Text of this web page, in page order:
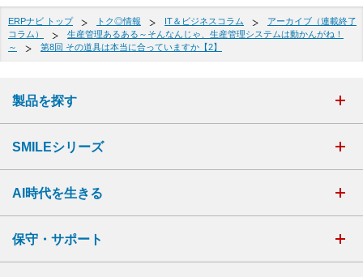
ERPナビ トップ トク◎情報 IT＆ビジネスコラム
アーカイブ（連載終了
コラム）
生産管理あるある～そんなんじゃ、生産管理システムは動かんがね！
～
第8回 その道具は本当に合っていますか【2】
製品を探す
SMILEシリーズ
AI時代を生きる
保守・サポート